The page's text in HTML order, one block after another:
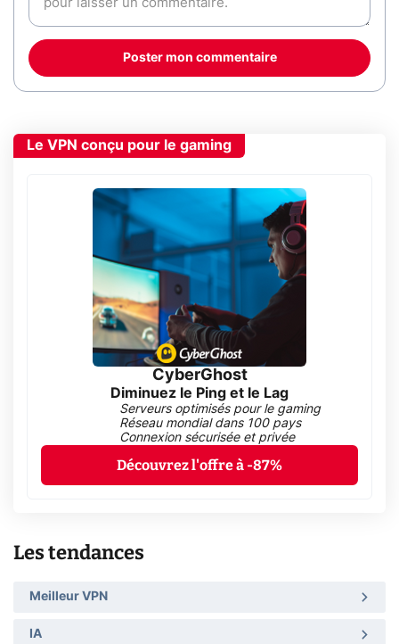
Poster mon commentaire
Le VPN conçu pour le gaming
CyberGhost
Diminuez le Ping et le Lag
Serveurs optimisés pour le gaming
Réseau mondial dans 100 pays
Connexion sécurisée et privée
Découvrez l'offre à -87%
Les tendances
Meilleur VPN
IA